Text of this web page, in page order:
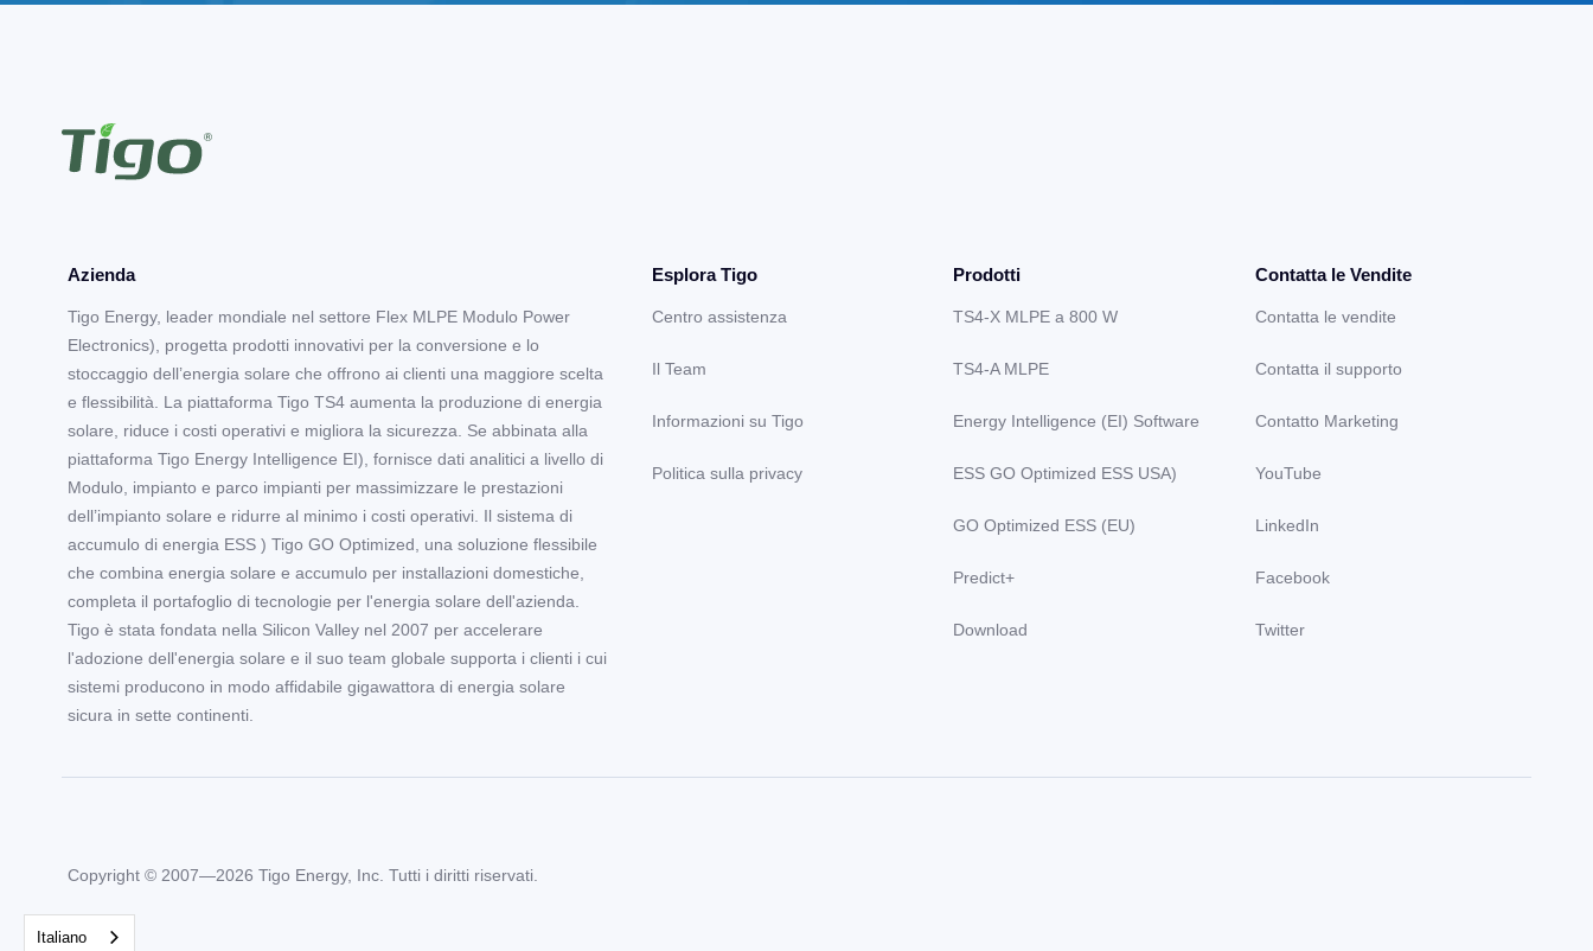
Azienda
Tigo Energy, leader mondiale nel settore Flex MLPE Modulo Power
Electronics), progetta prodotti innovativi per la conversione e lo
stoccaggio dell’energia solare che offrono ai clienti una maggiore scelta
e flessibilità. La piattaforma Tigo TS4 aumenta la produzione di energia
solare, riduce i costi operativi e migliora la sicurezza. Se abbinata alla
piattaforma Tigo Energy Intelligence EI), fornisce dati analitici a livello di
Modulo, impianto e parco impianti per massimizzare le prestazioni
dell’impianto solare e ridurre al minimo i costi operativi. Il sistema di
accumulo di energia ESS ) Tigo GO Optimized, una soluzione flessibile
che combina energia solare e accumulo per installazioni domestiche,
completa il portafoglio di tecnologie per l'energia solare dell'azienda.
Tigo è stata fondata nella Silicon Valley nel 2007 per accelerare
l'adozione dell'energia solare e il suo team globale supporta i clienti i cui
sistemi producono in modo affidabile gigawattora di energia solare
sicura in sette continenti.
Esplora Tigo
Centro assistenza
Il Team
Informazioni su Tigo
Politica sulla privacy
Prodotti
TS4-X MLPE a 800 W
TS4-A MLPE
Energy Intelligence (EI) Software
ESS GO Optimized ESS USA)
GO Optimized ESS (EU)
Predict+
Download
Contatta le Vendite
Contatta le vendite
Contatta il supporto
Contatto Marketing
YouTube
LinkedIn
Facebook
Twitter
Copyright © 2007—2026 Tigo Energy, Inc. Tutti i diritti riservati.
Italiano